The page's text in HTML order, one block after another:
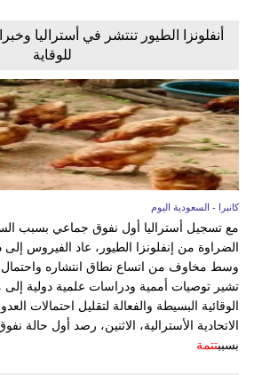
للوقاية
كانبرا - السعودية اليوم
الضراوة من إنفلونزا الطيور، عاد الفيروس إلى
وسط مخاوف من اتساع نطاق انتشاره واحتمال
تشير توصيات أممية ودراسات علمية دولية
الوقائية البسيطة والفعالة لتقليل احتمالات
الاتحادية الأسترالية، الاثنين، رصد أول حالة
بسببتتمة